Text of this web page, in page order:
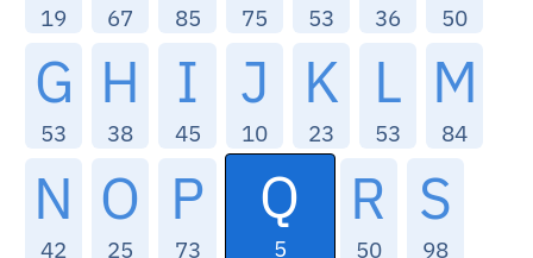
19 67 85 75 53 36 50
G
53
H
38
I
45
J
10
K
23
L
53
M
84
N
42
O
25
P
73
Q
5
R
50
S
98